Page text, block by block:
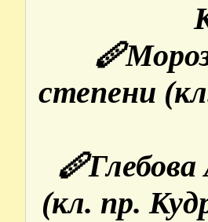
степени
(кл. пр.